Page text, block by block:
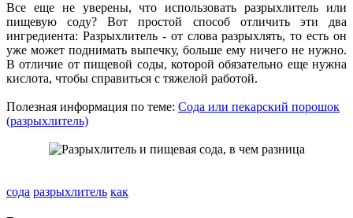
Все еще не уверены, что использовать разрыхлитель или
пищевую соду? Вот простой способ отличить эти два
ингредиента: Разрыхлитель - от слова разрыхлять, то есть он
уже может поднимать выпечку, больше ему ничего не нужно.
В отличие от пищевой соды, которой обязательно еще нужна
кислота, чтобы справиться с тяжелой работой.
Полезная информация по теме: Сода или пекарский порошок
(разрыхлитель)
сода разрыхлитель как